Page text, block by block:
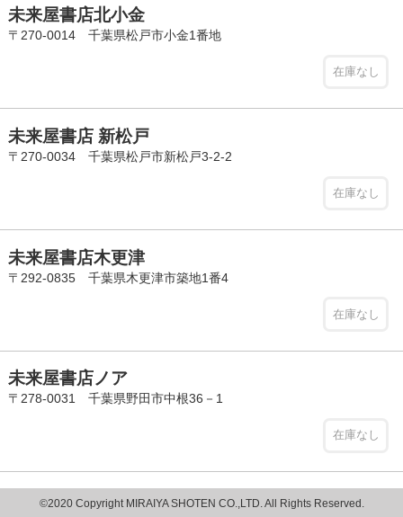
未来屋書店北小金
〒270-0014 千葉県松戸市小金1番地
在庫なし
未来屋書店 新松戸
〒270-0034 千葉県松戸市新松戸3-2-2
在庫なし
未来屋書店木更津
〒292-0835 千葉県木更津市築地1番4
在庫なし
未来屋書店ノア
〒278-0031 千葉県野田市中根36－1
在庫なし
©2020 Copyright MIRAIYA SHOTEN CO.,LTD. All Rights Reserved.